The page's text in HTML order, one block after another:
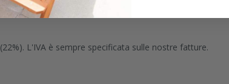
L'IVA è sempre specificata sulle nostre fatture.